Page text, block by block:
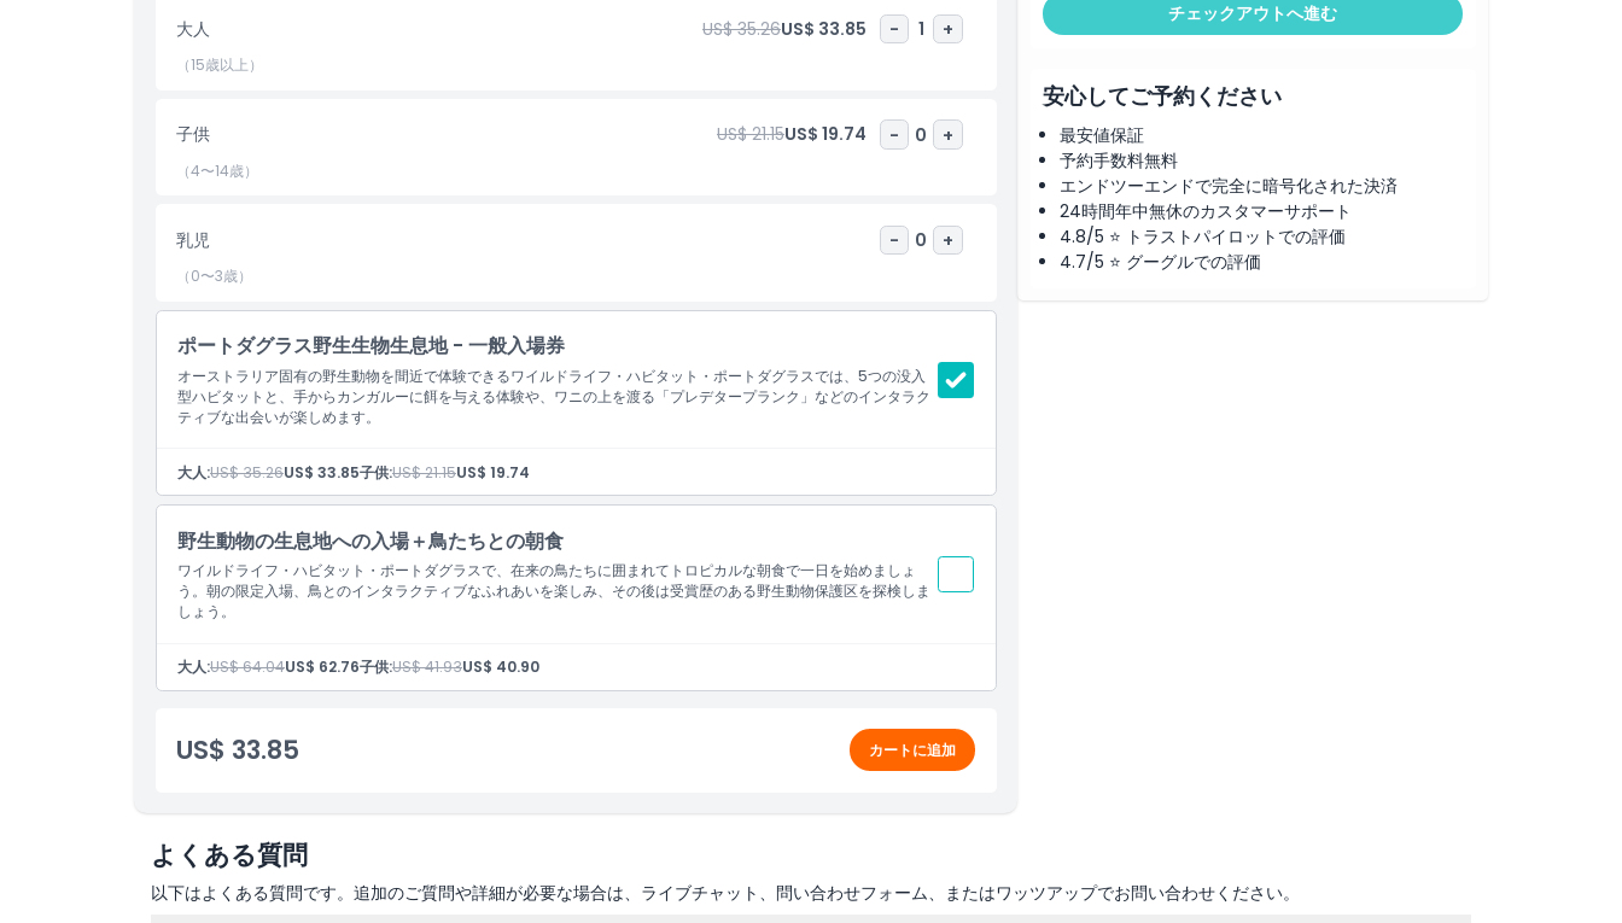
また、ポートダグラスはグレートバリアリーフに近いことでも有名です。リーフ自体は色鮮やかな魚やウミガメ、イ
ルカなど多様な海洋生物を支える非常に重要な海洋生息地です。ポートダグラス周辺の海洋環境は世界で最も生物多
ポートダグラスの野生生物保護区を訪れると、これらの動物を見るだけでなく、彼らを守るための保全活動について
学ぶことができます。野生生物教育に力を入れており、将来世代のためにこれらの生息地を保護する重要性への意識
を高めることを目指しています。
含まれるもの
子供／大人ポリシー
営業時間
注意事項
場所
行き方
引換方法
大人 US$ 35.26US$ 33.85 - 1 +
（15歳以上）
子供 US$ 21.15US$ 19.74 - 0 +
（4〜14歳）
乳児 - 0 +
（0〜3歳）
ポートダグラス野生生物生息地 - 一般入場券
オーストラリア固有の野生動物を間近で体験できるワイルドライフ・ハビタット・ポートダグラスでは、5つの没入
型ハビタットと、手からカンガルーに餌を与える体験や、ワニの上を渡る「プレデタープランク」などのインタラク
ティブな出会いが楽しめます。
大人:US$ 35.26US$ 33.85子供:US$ 21.15US$ 19.74
野生動物の生息地への入場＋鳥たちとの朝食
ワイルドライフ・ハビタット・ポートダグラスで、在来の鳥たちに囲まれてトロピカルな朝食で一日を始めましょ
う。朝の限定入場、鳥とのインタラクティブなふれあいを楽しみ、その後は受賞歴のある野生動物保護区を探検しま
しょう。
大人:US$ 64.04US$ 62.76子供:US$ 41.93US$ 40.90
US$ 33.85 カートに追加
チェックアウトへ進む
安心してご予約ください
最安値保証
予約手数料無料
エンドツーエンドで完全に暗号化された決済
24時間年中無休のカスタマーサポート
4.8/5 ⭐ トラストパイロットでの評価
4.7/5 ⭐ グーグルでの評価
よくある質問
以下はよくある質問です。追加のご質問や詳細が必要な場合は、ライブチャット、問い合わせフォーム、またはワッツアップでお問い合わせください。